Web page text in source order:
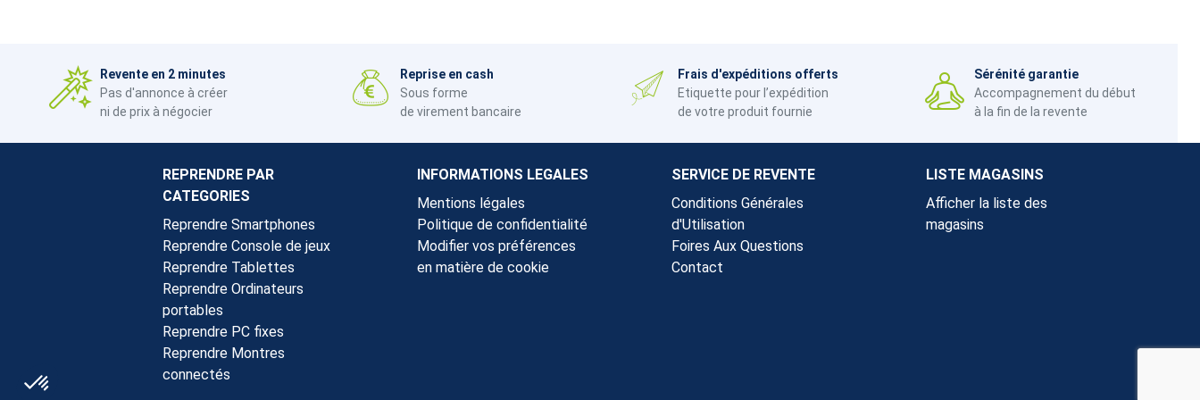
Revente en 2 minutes
Pas d'annonce à créer
ni de prix à négocier
Reprise en cash
Sous forme
de virement bancaire
Frais d'expéditions offerts
Etiquette pour l’expédition
de votre produit fournie
Sérénité garantie
Accompagnement du début
à la fin de la revente
REPRENDRE PAR
CATEGORIES
Reprendre Smartphones
Reprendre Console de jeux
Reprendre Tablettes
Reprendre Ordinateurs
portables
Reprendre PC fixes
Reprendre Montres
connectés
INFORMATIONS LEGALES
Mentions légales
Politique de confidentialité
Modifier vos préférences
en matière de cookie
SERVICE DE REVENTE
Conditions Générales
d'Utilisation
Foires Aux Questions
Contact
LISTE MAGASINS
Afficher la liste des
magasins